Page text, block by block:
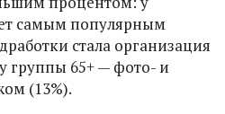
самым популярным
стала организация
группы 65+ — фото- и
(13%).